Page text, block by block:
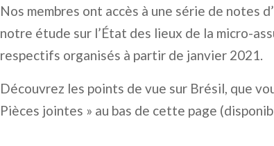
Nos membres ont accès à une série de notes
notre étude sur l’État des lieux de la micro-
respectifs organisés à partir de janvier 2021.
Découvrez les points de vue sur Brésil, que
Pièces jointes » au bas de cette page